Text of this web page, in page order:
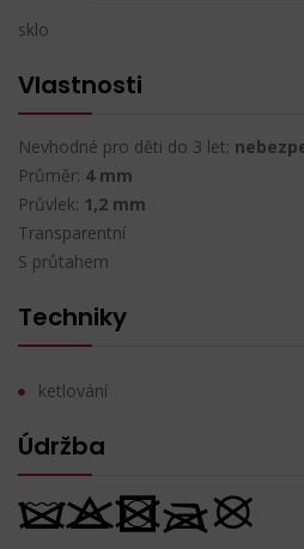
sklo
Vlastnosti
Nevhodné pro děti do 3 let:
Průměr: 4 mm
Průvlek: 1,2 mm
Transparentní
S průtahem
Techniky
ketlování
Údržba